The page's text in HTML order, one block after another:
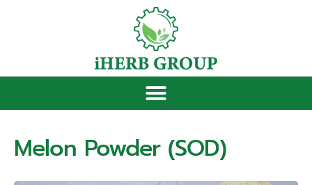
Melon Powder (SOD)